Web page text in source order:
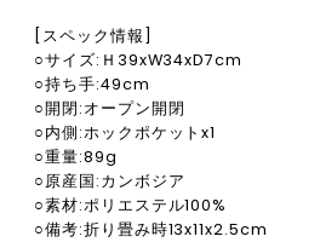
[スペック情報]
○サイズ:Ｈ39xW34xD7cm
○持ち手:49cm
○開閉:オープン開閉
○内側:ホックポケットx1
○重量:89g
○原産国:カンボジア
○素材:ポリエステル100%
○備考:折り畳み時13x11x2.5cm